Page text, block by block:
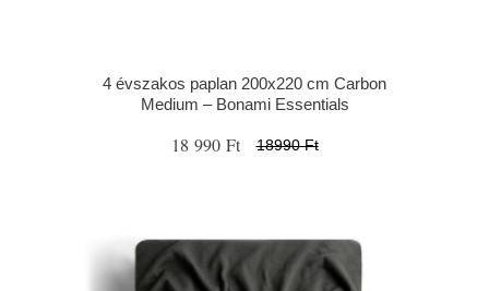
4 évszakos paplan 200x220 cm Carbon
Medium – Bonami Essentials
18 990 Ft 18990 Ft